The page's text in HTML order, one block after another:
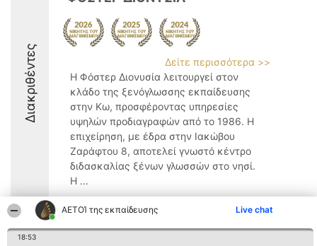
ΑΕΤΟΊ της εκπαίδευσης Live chat
18:53
Διακριθέντες
Δείτε περισσότερα >>
Η Φόστερ Διονυσία λειτουργεί στον
κλάδο της ξενόγλωσσης εκπαίδευσης
στην Κω, προσφέροντας υπηρεσίες
υψηλών προδιαγραφών από το 1986. Η
επιχείρηση, με έδρα στην Ιακώβου
Ζαράφτου 8, αποτελεί γνωστό κέντρο
διδασκαλίας ξένων γλωσσών στο νησί.
Η ...
8.5